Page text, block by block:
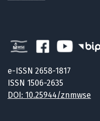
e-ISSN 2658-1817
ISSN 1506-2635
DOI: 10.25944/znmwse